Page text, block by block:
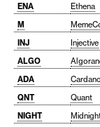
ENA
Ethena
M
INJ
Injective
ALGO
ADA
Cardano
QNT
Quant
NIGHT